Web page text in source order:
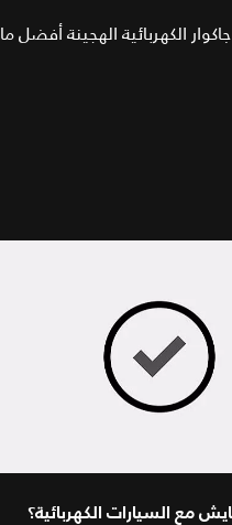
الكهربائية الهجينة أفضل ما
مع السيارات الكهربائية؟